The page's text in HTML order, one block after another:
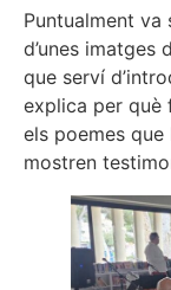
Puntualment va
d’unes imatges
que serví
explica per què
els poemes
mostren